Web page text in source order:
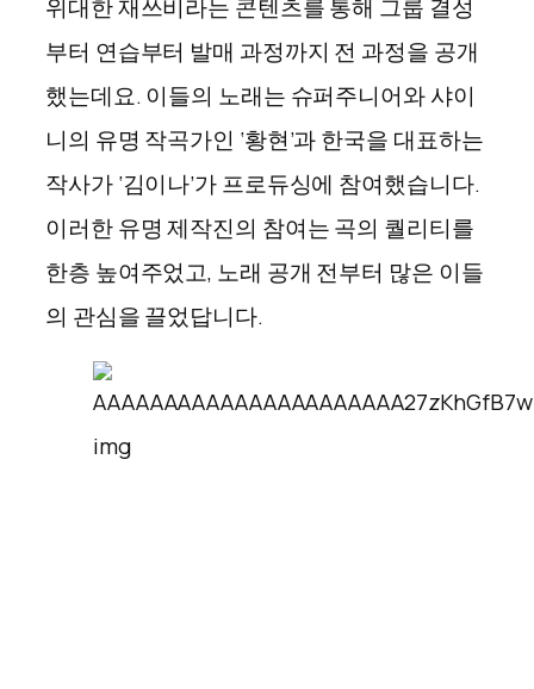
위대한 재쓰비라는 콘텐츠를 통해 그룹 결성
부터 연습부터 발매 과정까지 전 과정을 공개
했는데요. 이들의 노래는 슈퍼주니어와 샤이
니의 유명 작곡가인 ‘황현’과 한국을 대표하는
작사가 ‘김이나’가 프로듀싱에 참여했습니다.
이러한 유명 제작진의 참여는 곡의 퀄리티를
한층 높여주었고, 노래 공개 전부터 많은 이들
의 관심을 끌었답니다.